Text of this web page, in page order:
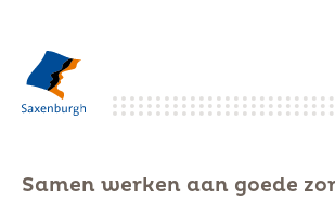
Samen werken aan goede